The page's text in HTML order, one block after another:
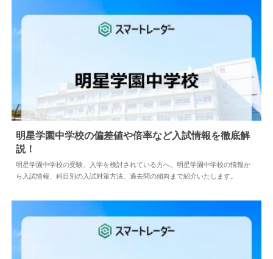
中学情報 2024.04.02
明星学園中学校の偏差値や倍率など入試情報を徹底解
説！
明星学園中学校の受験、入学を検討されている方へ。明星学園中学校の情報か
ら入試情報、科目別の入試対策方法、過去問の傾向まで紹介いたします。